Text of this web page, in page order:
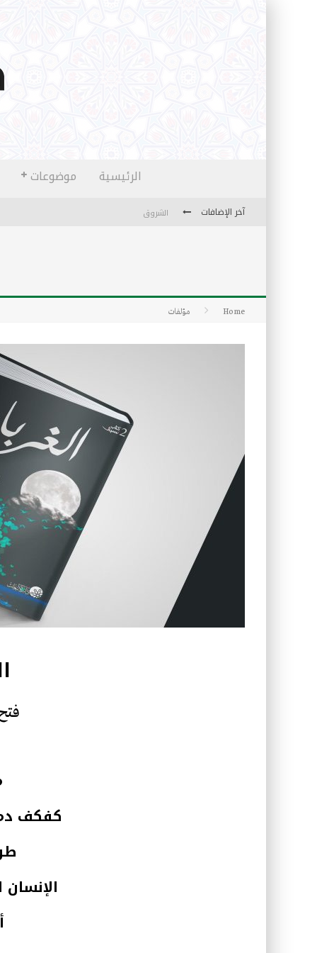
الرئيسية موضوعات
آخر الإضافات
الشروق
نفحات قدسية في خدمة أمتنا
Home مؤلفات
كفكف